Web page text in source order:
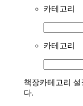
카테고리
카테고리
책장카테고리 설
다.